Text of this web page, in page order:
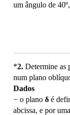
um ângulo de
*2.Determine as
num plano
Dados
− o plano δé
abcissa, e por